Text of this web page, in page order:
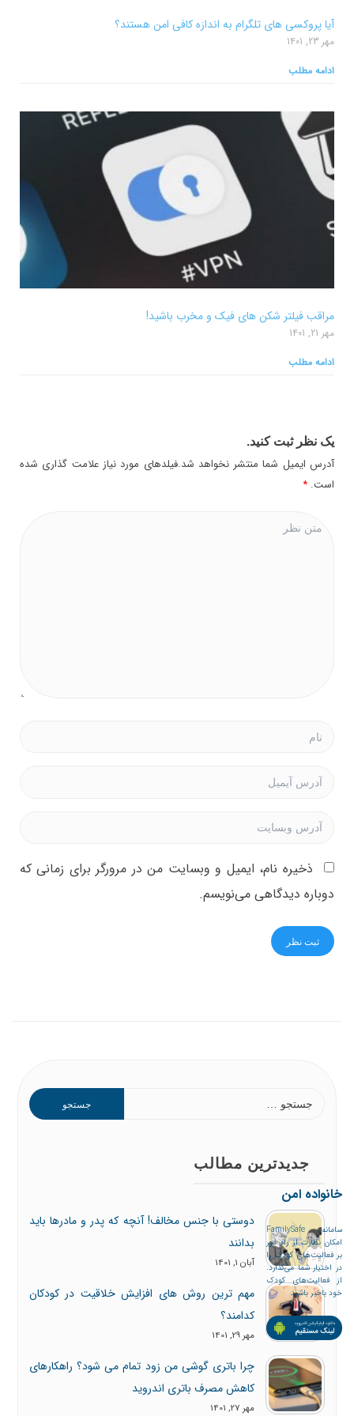
آیا پروکسی های تلگرام به اندازه کافی امن هستند؟
مهر 23, 1401
ادامه مطلب
مراقب فیلتر شکن های فیک و مخرب باشید!
مهر 21, 1401
ادامه مطلب
یک نظر ثبت کنید.
آدرس ایمیل شما منتشر نخواهد شد.فیلدهای مورد نیاز علامت گذاری شده
است. *
ذخیره نام، ایمیل و وبسایت من در مرورگر برای زمانی که
دوباره دیدگاهی می‌نویسم.
جدیدترین مطالب
دوستی با جنس مخالف! آنچه که پدر و مادرها باید
بدانند
آبان 1, 1401
مهم ترین روش های افزایش خلاقیت در کودکان
کدامند؟
مهر 29, 1401
چرا باتری گوشی من زود تمام می شود؟ راهکارهای
کاهش مصرف باتری اندروید
مهر 27, 1401
خانواده امن
سامانه FamilySafe
امکان نظارت از راه دور
بر فعالیت‌های کودک را
در اختیار شما می‌گذارد.
از فعالیت‌های کودک
خود باخبر باشید